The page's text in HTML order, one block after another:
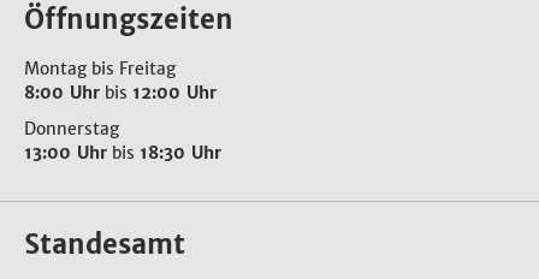
Öffnungszeiten
Montag bis Freitag
8:00 Uhr bis 12:00 Uhr
Donnerstag
13:00 Uhr bis 18:30 Uhr
Standesamt